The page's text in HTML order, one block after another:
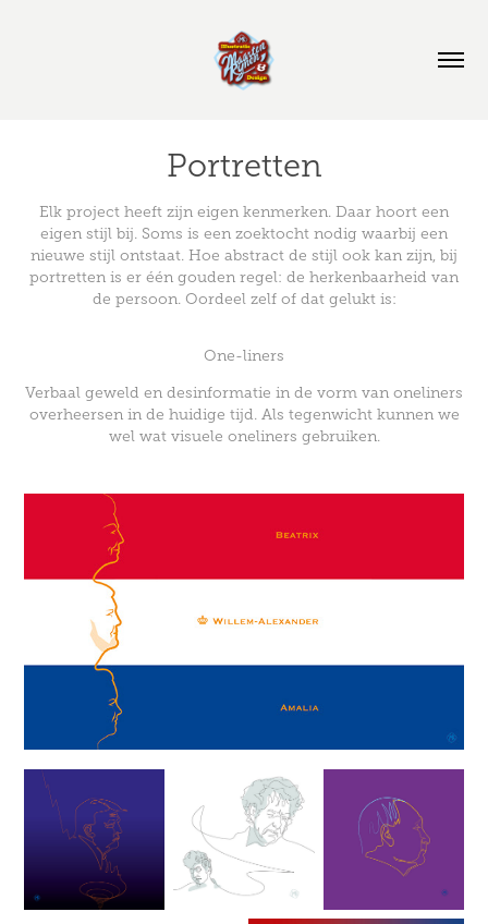
Portretten
Elk project heeft zijn eigen kenmerken. Daar hoort een
eigen stijl bij. Soms is een zoektocht nodig waarbij een
nieuwe stijl ontstaat. Hoe abstract de stijl ook kan zijn, bij
portretten is er één gouden regel: de herkenbaarheid van
de persoon. Oordeel zelf of dat gelukt is:
One-liners
Verbaal geweld en desinformatie in de vorm van oneliners
overheersen in de huidige tijd. Als tegenwicht kunnen we
wel wat visuele oneliners gebruiken.